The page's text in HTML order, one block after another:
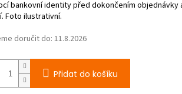
doručit do:11.8.2026
Přidat do košíku